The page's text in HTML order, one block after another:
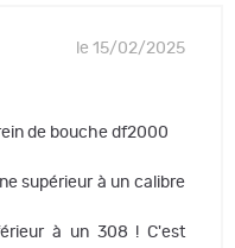
le 15/02/2025
de bouche df2000
supérieur à un calibre
à un 308 ! C'est